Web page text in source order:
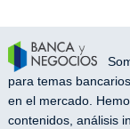
para temas
en el mercado.
contenidos, análisis